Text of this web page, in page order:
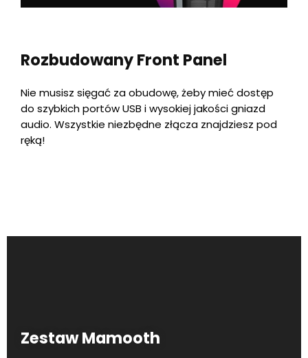
Rozbudowany Front Panel
Nie musisz sięgać za obudowę, żeby mieć dostęp
do szybkich portów USB i wysokiej jakości gniazd
audio. Wszystkie niezbędne złącza znajdziesz pod
ręką!
Zestaw Mamooth